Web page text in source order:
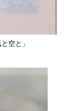
空と」